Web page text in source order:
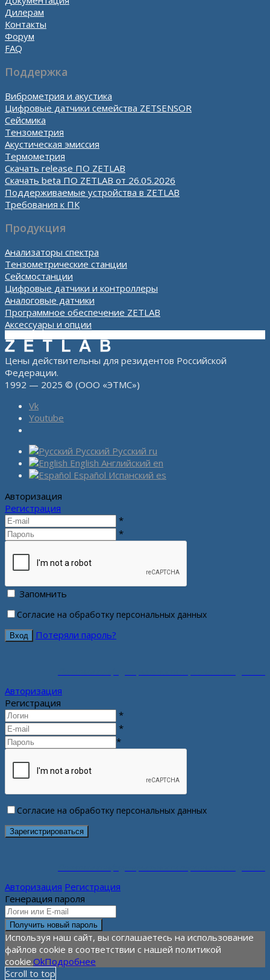
Дилерам
Контакты
Форум
FAQ
Поддержка
Виброметрия и акустика
Цифровые датчики семейства ZETSENSOR
Сейсмика
Тензометрия
Акустическая эмиссия
Термометрия
Скачать release ПО ZETLAB
Скачать beta ПО ZETLAB от 26.05.2026
Поддерживаемые устройства в ZETLAB
Требования к ПК
Продукция
Анализаторы спектра
Тензометрические станции
Сейсмостанции
Цифровые датчики и контроллеры
Аналоговые датчики
Программное обеспечение ZETLAB
Аксессуары и опции
Цены действительны для резидентов Российской
Федерации.
1992 — 2025 © (ООО «ЭТМС»)
Vk
Youtube
Русский Русский ru
English Английский en
Español Испанский es
Авторизация
Регистрация
*
*
Запомнить
Согласие на обработку персональных данных
Потеряли пароль?
Авторизация
Регистрация
*
*
*
Согласие на обработку персональных данных
Авторизация Регистрация
Генерация пароля
Используя наш сайт, вы соглашаетесь на использование
файлов cookie в соответствии с нашей политикой
cookie.OkПодробнее
Scroll to top